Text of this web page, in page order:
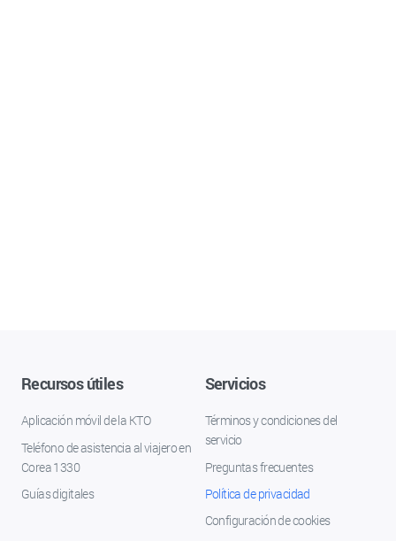
Recursos útiles
Aplicación móvil de la KTO
Teléfono de asistencia al viajero en
Corea 1330
Guías digitales
Servicios
Términos y condiciones del
servicio
Preguntas frecuentes
Política de privacidad
Configuración de cookies